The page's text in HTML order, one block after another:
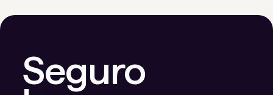
Seguro